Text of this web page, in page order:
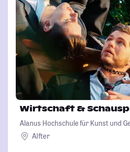
Wirtschaft &
Alanus Hochschule für Kunst und
Alfter